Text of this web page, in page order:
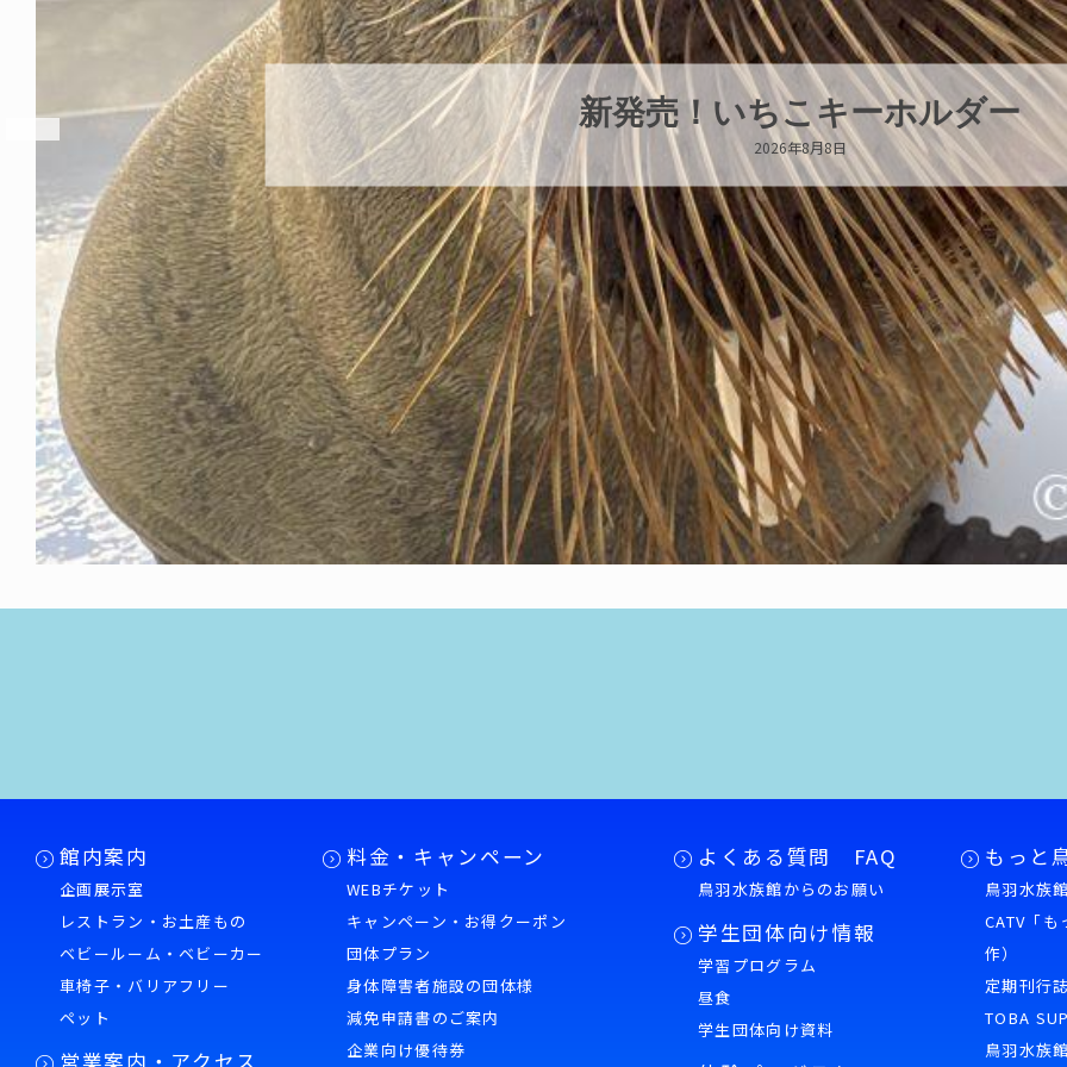
パラオオウムガイが交接していま
2026年8月7日
館内案内
企画展示室
レストラン・お土産もの
ベビールーム・ベビーカー
車椅子・バリアフリー
ペット
営業案内・アクセス
料金・キャンペーン
WEBチケット
キャンペーン・お得クーポン
団体プラン
身体障害者施設の団体様
減免申請書のご案内
企業向け優待券
よくある質問 FAQ
鳥羽水族館からのお願い
学生団体向け情報
学習プログラム
昼食
学生団体向け資料
もっと
鳥羽水族
CATV「
作）
定期刊行
TOBA
鳥羽水族